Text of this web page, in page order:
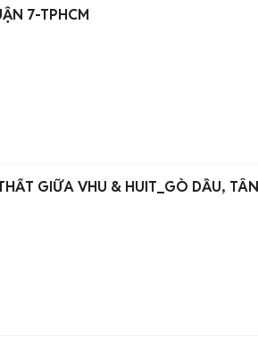
7-TPHCM
GIỮA VHU & HUIT_GÒ DẦU, TÂN